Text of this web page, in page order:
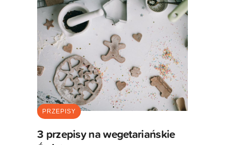
PRZEPISY
3 przepisy na wegetariańskie